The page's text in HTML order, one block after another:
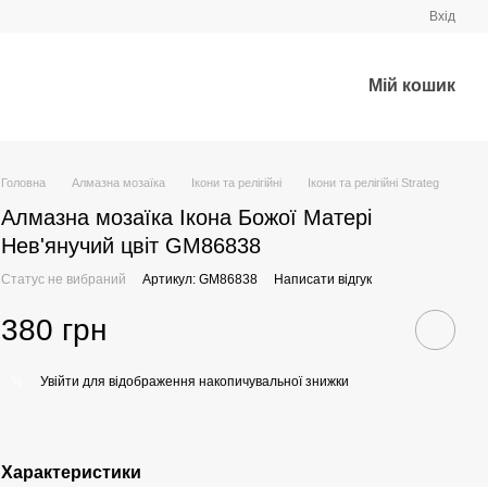
Вхід
Мій кошик
Головна Алмазна мозаїка Ікони та релігійні Ікони та релігійні Strateg
Алмазна мозаїка Ікона Божої Матері
Нев'янучий цвіт GM86838
Статус не вибраний Артикул: GM86838 Написати відгук
380 грн
Увійти для відображення накопичувальної знижки
Характеристики